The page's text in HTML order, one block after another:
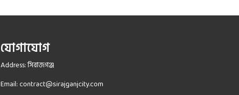
যোগাযোগ
Address: সিরাজগঞ্জ
Email:contract@sirajganjcity.com